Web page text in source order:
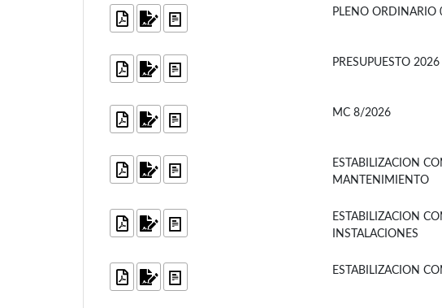
PLENO ORDINARIO
PRESUPUESTO 2026
MC 8/2026
ESTABILIZACION
MANTENIMIENTO
ESTABILIZACION
INSTALACIONES
ESTABILIZACION